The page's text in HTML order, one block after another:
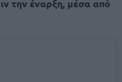
την έναρξη, μέσα από